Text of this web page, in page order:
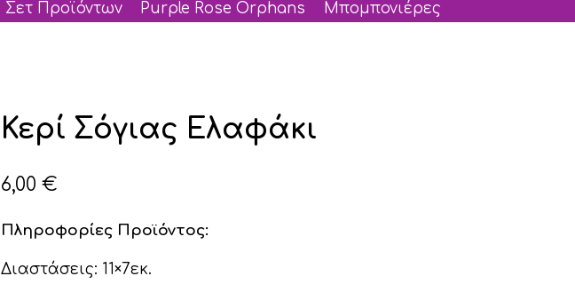
Σετ Προϊόντων Purple Rose Orphans Μπομπονιέρες
Κερί Σόγιας Ελαφάκι
6,00 €
Πληροφορίες Προϊόντος:
Διαστάσεις: 11×7εκ.